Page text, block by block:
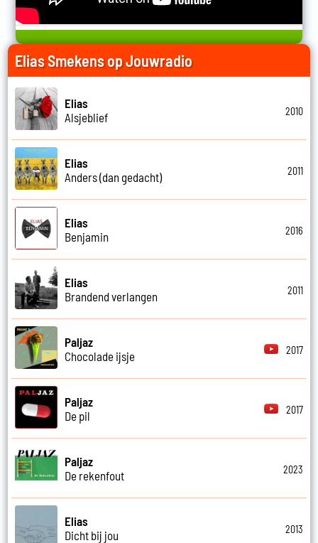
Elias Smekens op Jouwradio
Elias
Alsjeblief
2010
Elias
Anders (dan gedacht)
2011
Elias
Benjamin
2016
Elias
Brandend verlangen
2011
Paljaz
Chocolade ijsje
2017
Paljaz
De pil
2017
Paljaz
De rekenfout
2023
Elias
Dicht bij jou
2013